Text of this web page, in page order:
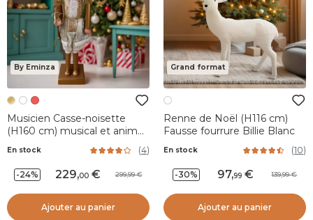
By Eminza
Musicien Casse-noisette
(H160 cm) musical et animé
En stock (4)
-24% 229,00 299,99
Ajouter au panier
Grand format
Renne de Noël (H116 cm)
Fausse fourrure Billie Blanc
En stock (10)
-30% 97,99 139,99
Ajouter au panier